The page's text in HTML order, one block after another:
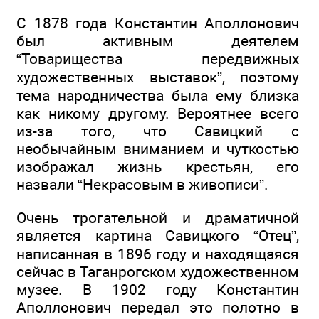
С 1878 года Константин Аполлонович
был активным деятелем
“Товарищества передвижных
художественных выставок”, поэтому
тема народничества была ему близка
как никому другому. Вероятнее всего
из-за того, что Савицкий с
необычайным вниманием и чуткостью
изображал жизнь крестьян, его
назвали “Некрасовым в живописи”.
Очень трогательной и драматичной
является картина Савицкого “Отец”,
написанная в 1896 году и находящаяся
сейчас в Таганрогском художественном
музее. В 1902 году Константин
Аполлонович передал это полотно в